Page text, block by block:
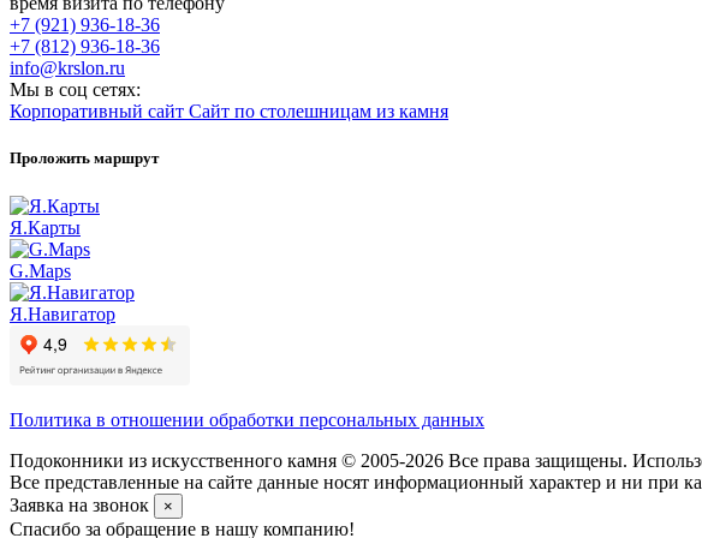
+7 (921) 936-18-36
+7 (812) 936-18-36
info@krslon.ru
Мы в соц сетях:
Корпоративный сайт Сайт по столешницам из камня
Проложить маршрут
Я.Карты
G.Maps
Я.Навигатор
Политика в отношении обработки персональных данных
Подоконники из искусственного камня © 2005-2026 Все права защищены.
Все представленные на сайте данные носят информационный характер и ни при
Заявка на звонок
×
Спасибо за обращение в нашу компанию!